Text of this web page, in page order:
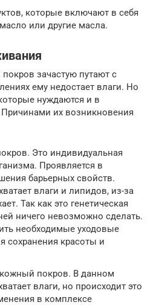
которые включают в себя
или другие масла.
зачастую путают с
ему недостает влаги. Но
нуждаются и в
их возникновения
Это индивидуальная
Проявляется в
барьерных свойств.
влаги и липидов, из-за
Так как это генетическая
ничего невозможно сделать.
необходимые уходовые
сохранения красоты и
покров. В данном
влаги, но происходит это
в комплексе